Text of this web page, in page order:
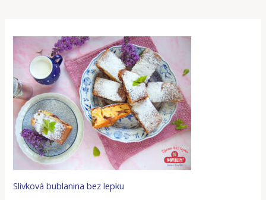
Slivková bublanina bez lepku